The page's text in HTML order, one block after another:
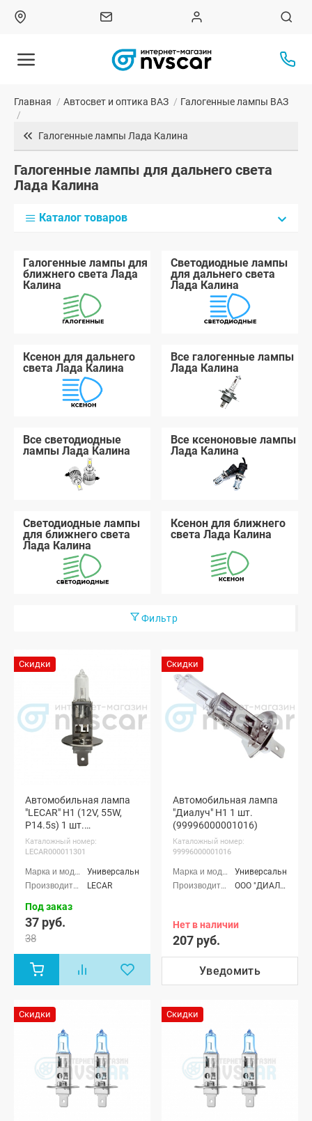
Главная / Автосвет и оптика ВАЗ / Галогенные лампы ВАЗ
/
Галогенные лампы Лада Калина
Галогенные лампы для дальнего света
Лада Калина
Каталог товаров
Галогенные лампы для
ближнего света Лада
Калина
Светодиодные лампы
для дальнего света
Лада Калина
Ксенон для дальнего
света Лада Калина
Все галогенные лампы
Лада Калина
Все светодиодные
лампы Лада Калина
Все ксеноновые лампы
Лада Калина
Светодиодные лампы
для ближнего света
Лада Калина
Ксенон для ближнего
света Лада Калина
Фильтр
Скидки
Автомобильная лампа
"LECAR" H1 (12V, 55W,
P14.5s) 1 шт.
(LECAR000011301)
Каталожный номер:
LECAR000011301
Универсальные
LECAR
Под заказ
37 руб.
38
Скидки
Автомобильная лампа
"Диалуч" H1 1 шт.
(99996000001016)
Каталожный номер:
99996000001016
Универсальные
ООО "ДИАЛАЙТ ГРУПП" г. Москва
Нет в наличии
207 руб.
Уведомить
Скидки Скидки